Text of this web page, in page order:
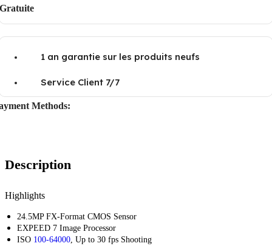
Gratuite
1 an garantie sur les produits neufs
Service Client 7/7
Methods:
Description
Highlights
24.5MP FX-Format CMOS Sensor
EXPEED 7 Image Processor
ISO 100-64000, Up to 30 fps Shooting